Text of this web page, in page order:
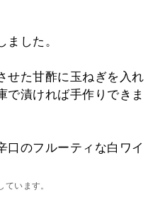
した。
せた甘酢に玉ねぎを入れ
で漬ければ手作りできま
口のフルーティな白ワイ
います。